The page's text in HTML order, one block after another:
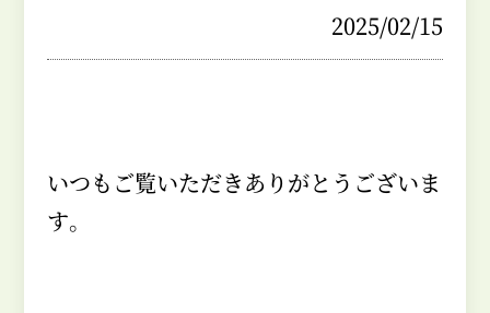
2025/02/15
いつもご覧いただきありがとうございま
す。